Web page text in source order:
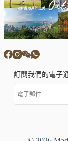
訂閱我們的電子